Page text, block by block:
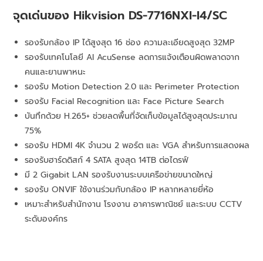
จุดเด่นของ Hikvision DS-7716NXI-I4/SC
รองรับกล้อง IP ได้สูงสุด 16 ช่อง ความละเอียดสูงสุด 32MP
รองรับเทคโนโลยี AI AcuSense ลดการแจ้งเตือนผิดพลาดจาก
คนและยานพาหนะ
รองรับ Motion Detection 2.0 และ Perimeter Protection
รองรับ Facial Recognition และ Face Picture Search
บันทึกด้วย H.265+ ช่วยลดพื้นที่จัดเก็บข้อมูลได้สูงสุดประมาณ
75%
รองรับ HDMI 4K จำนวน 2 พอร์ต และ VGA สำหรับการแสดงผล
รองรับฮาร์ดดิสก์ 4 SATA สูงสุด 14TB ต่อไดรฟ์
มี 2 Gigabit LAN รองรับงานระบบเครือข่ายขนาดใหญ่
รองรับ ONVIF ใช้งานร่วมกับกล้อง IP หลากหลายยี่ห้อ
เหมาะสำหรับสำนักงาน โรงงาน อาคารพาณิชย์ และระบบ CCTV
ระดับองค์กร